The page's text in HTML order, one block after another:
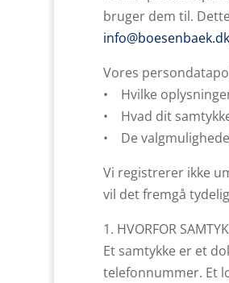
bruger dem til.
info@boesenbaek.dk
Vores
• Hvilke
• Hvad dit
• De
Vi registrerer ikke
vil det fremgå
1. HVORFOR
Et samtykke er et
telefonnummer. Et